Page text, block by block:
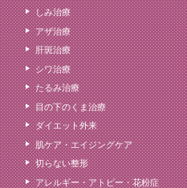
しみ治療
アザ治療
肝斑治療
シワ治療
たるみ治療
目の下のくま治療
ダイエット外来
肌ケア・エイジングケア
切らない整形
アレルギー・アトピー・花粉症